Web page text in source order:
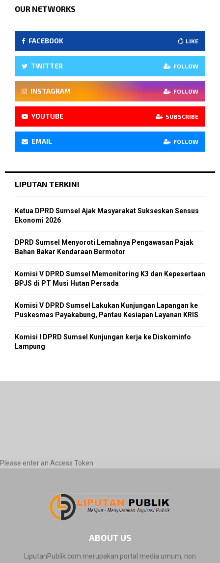
OUR NETWORKS
FACEBOOK LIKE
TWITTER FOLLOW
INSTAGRAM FOLLOW
YOUTUBE SUBSCRIBE
EMAIL FOLLOW
LIPUTAN TERKINI
Ketua DPRD Sumsel Ajak Masyarakat Sukseskan Sensus
Ekonomi 2026
DPRD Sumsel Menyoroti Lemahnya Pengawasan Pajak
Bahan Bakar Kendaraan Bermotor
Komisi V DPRD Sumsel Memonitoring K3 dan Kepesertaan
BPJS di PT Musi Hutan Persada
Komisi V DPRD Sumsel Lakukan Kunjungan Lapangan ke
Puskesmas Payakabung, Pantau Kesiapan Layanan KRIS
Komisi I DPRD Sumsel Kunjungan kerja ke Diskominfo
Lampung
Please enter an Access Token
ABOUT US
LiputanPublik.com merupakan portal media umum, non